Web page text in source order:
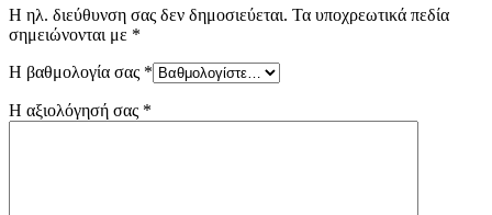
Η ηλ. διεύθυνση σας δεν δημοσιεύεται. Τα υποχρεωτικά πεδία
σημειώνονται με *
Η βαθμολογία σας *
Η αξιολόγησή σας *